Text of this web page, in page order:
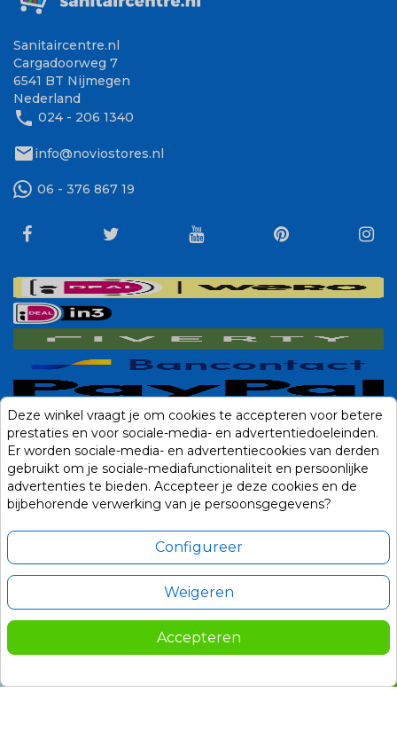
Sanitaircentre.nl
Cargadoorweg 7
6541 BT Nijmegen
Nederland
phone 024 - 206 1340
mailinfo@noviostores.nl
06 - 376 867 19
Deze winkel vraagt je om cookies te accepteren voor betere
prestaties en voor sociale-media- en advertentiedoeleinden.
Er worden sociale-media- en advertentiecookies van derden
gebruikt om je sociale-mediafunctionaliteit en persoonlijke
advertenties te bieden. Accepteer je deze cookies en de
bijbehorende verwerking van je persoonsgegevens?
Configureer
Weigeren
Accepteren